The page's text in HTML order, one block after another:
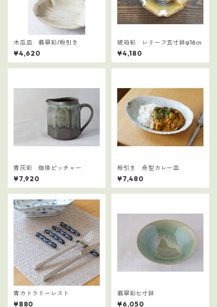
木瓜皿 翡翠彩/粉引き
¥4,620
琥珀彩 レリーフ五寸鉢φ16㎝
¥4,180
青灰彩 珈琲ピッチャー
¥7,920
粉引き 舟型カレー皿
¥7,480
青カトラリーレスト
¥880
翡翠彩七寸鉢
¥6,050